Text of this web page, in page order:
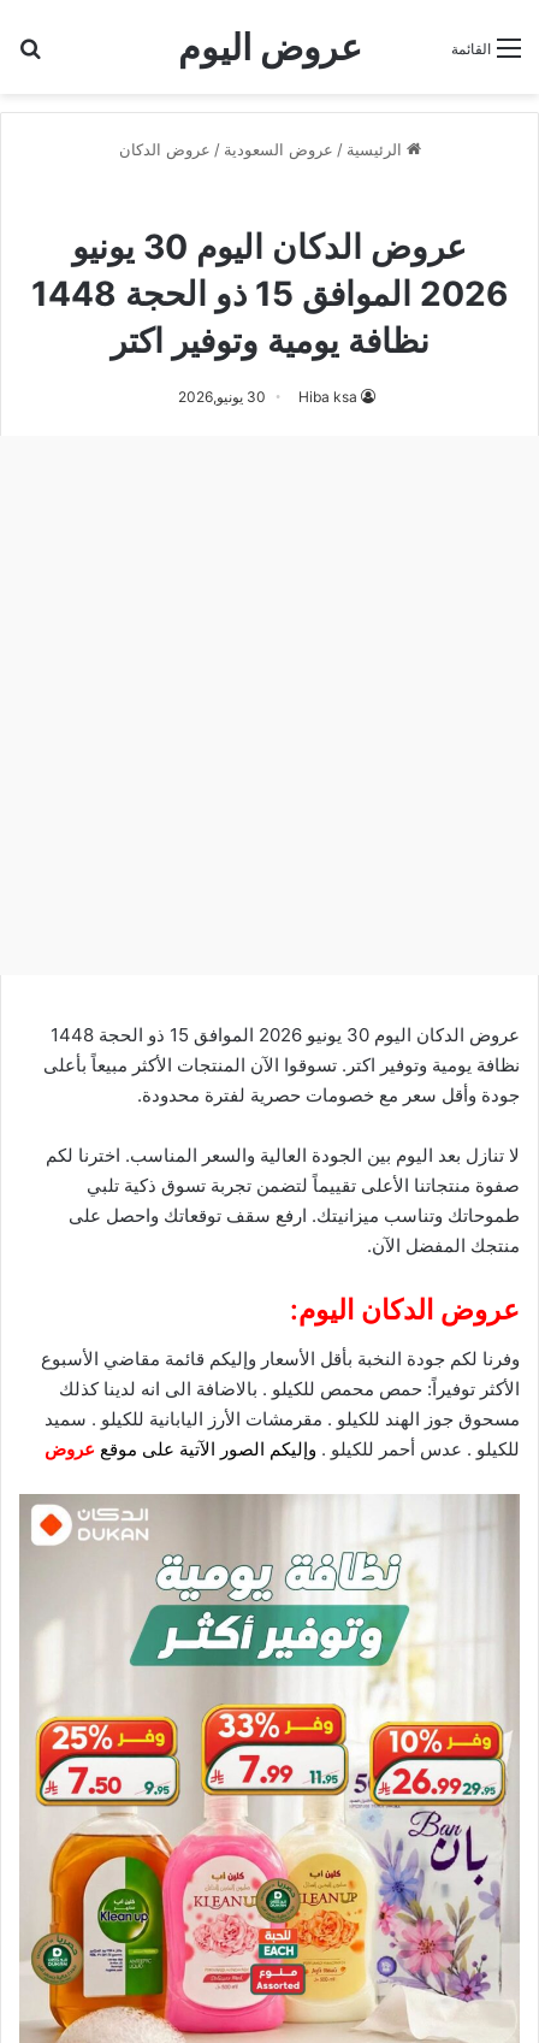
عروض اليوم القائمة
الرئيسية / عروض السعودية / عروض الدكان
عروض الدكان اليوم 30 يونيو
2026 الموافق 15 ذو الحجة 1448
نظافة يومية وتوفير اكتر
Hiba ksa 30 يونيو,2026
عروض الدكان اليوم 30 يونيو 2026 الموافق 15 ذو الحجة 1448
نظافة يومية وتوفير اكتر. تسوقوا الآن المنتجات الأكثر مبيعاً بأعلى
جودة وأقل سعر مع خصومات حصرية لفترة محدودة.
لا تنازل بعد اليوم بين الجودة العالية والسعر المناسب. اخترنا لكم
صفوة منتجاتنا الأعلى تقييماً لتضمن تجربة تسوق ذكية تلبي
طموحاتك وتناسب ميزانيتك. ارفع سقف توقعاتك واحصل على
منتجك المفضل الآن.
عروض الدكان اليوم:
وفرنا لكم جودة النخبة بأقل الأسعار وإليكم قائمة مقاضي الأسبوع
الأكثر توفيراً: حمص محمص للكيلو . بالاضافة الى انه لدينا كذلك
مسحوق جوز الهند للكيلو . مقرمشات الأرز اليابانية للكيلو . سميد
للكيلو . عدس أحمر للكيلو . وإليكم الصور الآتية على موقع عروض